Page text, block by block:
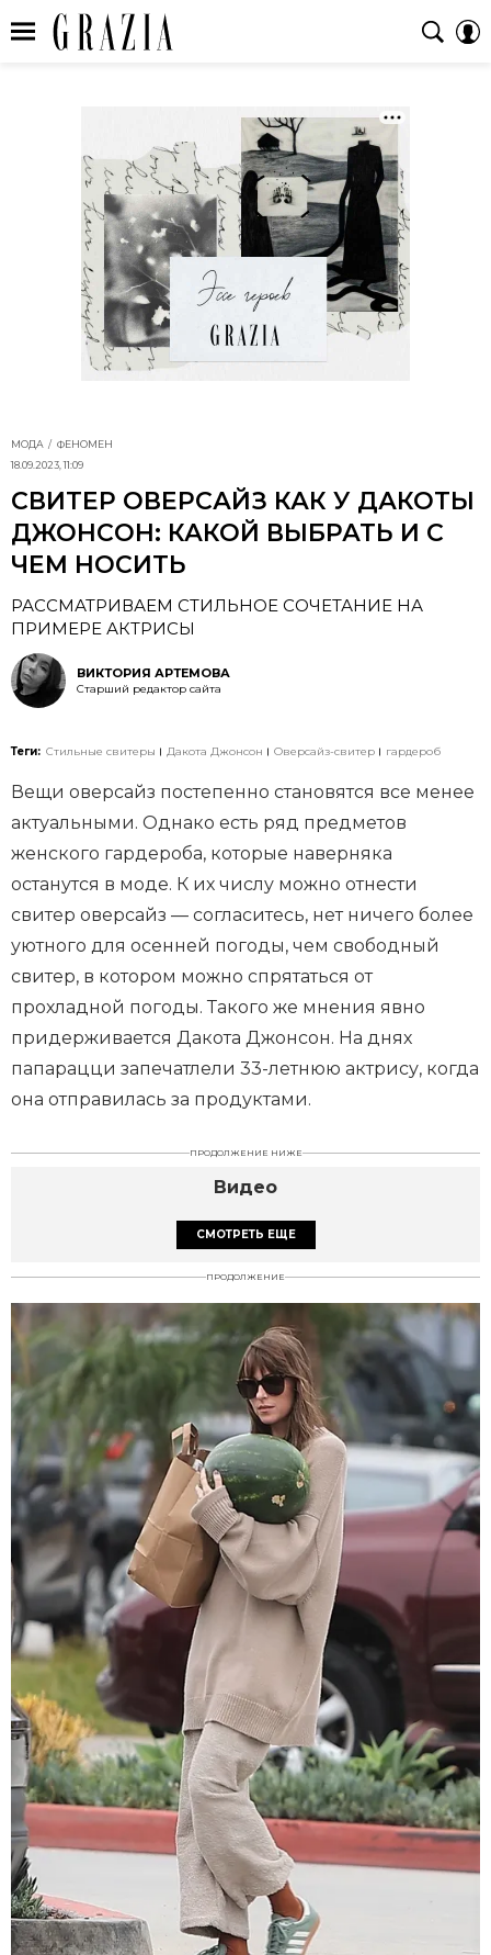
МОДА
ФЕНОМЕН
18.09.2023, 11:09
СВИТЕР ОВЕРСАЙЗ КАК У ДАКОТЫ
ДЖОНСОН: КАКОЙ ВЫБРАТЬ И С
ЧЕМ НОСИТЬ
РАССМАТРИВАЕМ СТИЛЬНОЕ СОЧЕТАНИЕ НА
ПРИМЕРЕ АКТРИСЫ
ВИКТОРИЯ АРТЕМОВА
Старший редактор сайта
Теги: Стильные свитеры Дакота Джонсон Оверсайз-свитер гардероб
Вещи оверсайз постепенно становятся все менее
актуальными. Однако есть ряд предметов
женского гардероба, которые наверняка
останутся в моде. К их числу можно отнести
свитер оверсайз — согласитесь, нет ничего более
уютного для осенней погоды, чем свободный
свитер, в котором можно спрятаться от
прохладной погоды. Такого же мнения явно
придерживается Дакота Джонсон. На днях
папарацци запечатлели 33-летнюю актрису, когда
она отправилась за продуктами.
ПРОДОЛЖЕНИЕ НИЖЕ
Видео
СМОТРЕТЬ ЕЩЕ
ПРОДОЛЖЕНИЕ